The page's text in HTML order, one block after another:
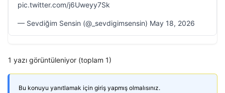
pic.twitter.com/j6Uweyy7Sk
— Sevdiğim Sensin (@_sevdigimsensin) May 18, 2026
1 yazı görüntüleniyor (toplam 1)
Bu konuyu yanıtlamak için giriş yapmış olmalısınız.